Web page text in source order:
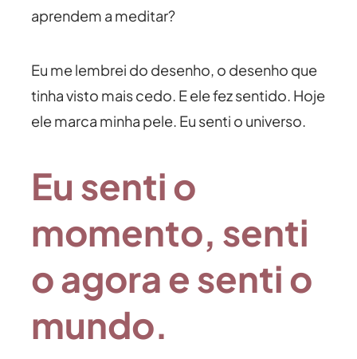
aprendem a meditar?
Eu me lembrei do desenho, o desenho que
tinha visto mais cedo. E ele fez sentido. Hoje
ele marca minha pele. Eu senti o universo.
Eu senti o
momento, senti
o agora e senti o
mundo.